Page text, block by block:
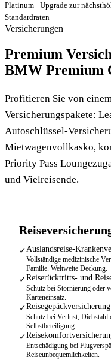
Platinum · Upgrade zur
Standardraten
Versicherungen
Premium
BMW Premium
Profitieren Sie von
Versicherungspakete:
Autoschlüssel-
Mietwagenvollkasko,
Priority Pass
und Vielreisende.
✓Auslandsreise-
Vollständige medizinische
Familie. Weltweite Deckung.
✓Reiserücktritts- und
Schutz bei Stornierung oder
Karteneinsatz.
✓Reisegepäckversicherung
Schutz bei Verlust, Diebstahl
Selbstbeteiligung.
✓
Entschädigung bei
Reiseunbequemlichkeiten.